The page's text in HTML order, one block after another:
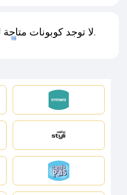
لا توجد كوبونات متاحة لـهذا المتجر حاليًا.